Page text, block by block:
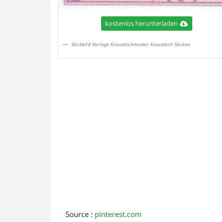
kostenlos herunterladen
Stickbild Vorlage Kreuzstichmuster Kreuzstich Sticken
Source : pinterest.com